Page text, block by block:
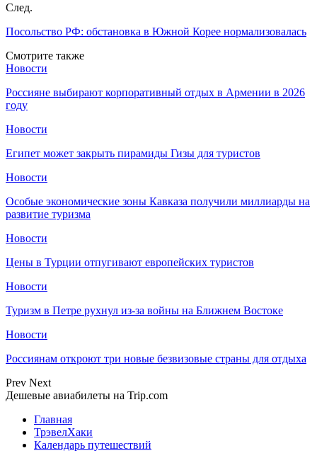
След.
Посольство РФ: обстановка в Южной Корее нормализовалась
Смотрите также
Новости
Россияне выбирают корпоративный отдых в Армении в 2026
году
Новости
Египет может закрыть пирамиды Гизы для туристов
Новости
Особые экономические зоны Кавказа получили миллиарды на
развитие туризма
Новости
Цены в Турции отпугивают европейских туристов
Новости
Туризм в Петре рухнул из-за войны на Ближнем Востоке
Новости
Россиянам откроют три новые безвизовые страны для отдыха
Prev Next
Дешевые авиабилеты на Trip.com
Главная
ТрэвелХаки
Календарь путешествий